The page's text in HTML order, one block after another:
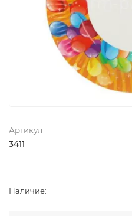
Артикул
3411
Наличие: